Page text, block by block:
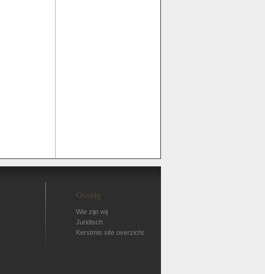
Overig
Wie zijn wij
Juridisch
Kerstmis site overzicht